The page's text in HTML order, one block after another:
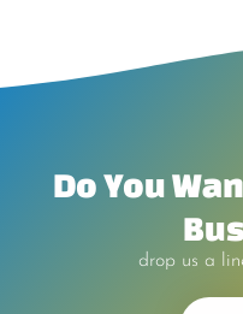
Do You
drop us a